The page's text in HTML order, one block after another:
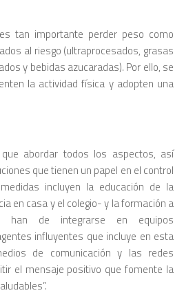
tan importante perder peso como
al riesgo (ultraprocesados, grasas
y bebidas azucaradas). Por ello, se
la actividad física y adopten una
abordar todos los aspectos, así
que tienen un papel en el control
incluyen la educación de la
en casa y el colegio- y la formación a
han de integrarse en equipos
influyentes que incluye en esta
de comunicación y las redes
el mensaje positivo que fomente la